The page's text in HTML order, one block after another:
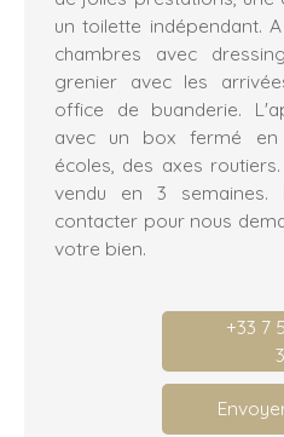
un toilette indépendant.
chambres avec
grenier avec les
office de buanderie.
avec un box fermé en
écoles, des axes
vendu en 3 semaines.
contacter pour nous
votre bien.
+33 7